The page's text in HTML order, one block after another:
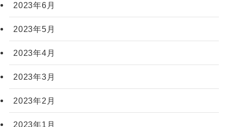
2023年6月
2023年5月
2023年4月
2023年3月
2023年2月
2023年1月